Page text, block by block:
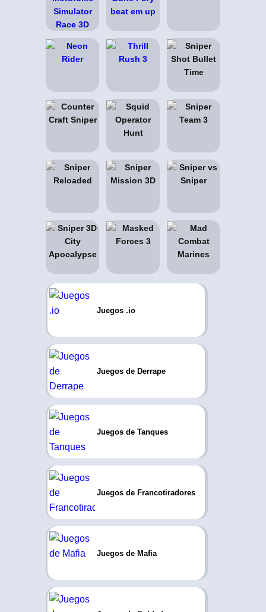
Juegos .io
Juegos de Derrape
Juegos de Tanques
Juegos de Francotiradores
Juegos de Mafia